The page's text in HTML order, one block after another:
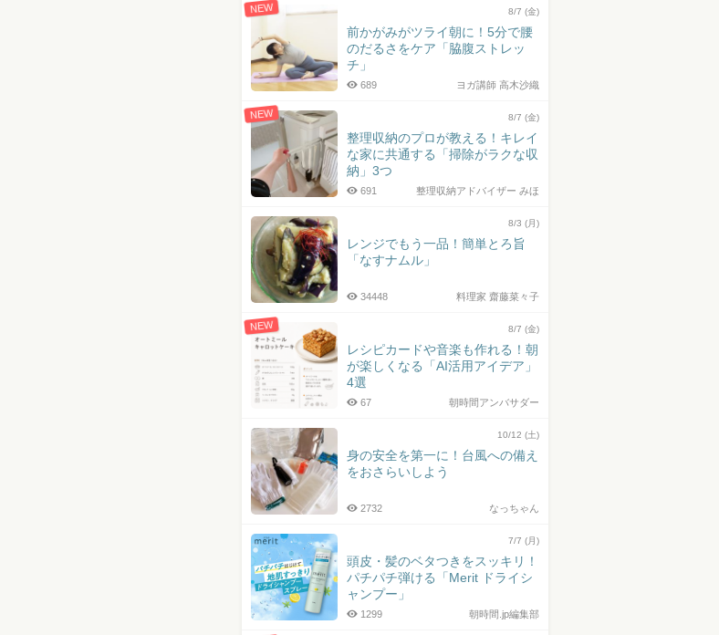
NEW 8/7 (金)
前かがみがツライ朝に！5分で腰
のだるさをケア「脇腹ストレッ
チ」
ヨガ講師 高木沙織
689
NEW 8/7 (金)
整理収納のプロが教える！キレイ
な家に共通する「掃除がラクな収
納」3つ
整理収納アドバイザー みほ
691
8/3 (月)
レンジでもう一品！簡単とろ旨
「なすナムル」
料理家 齋藤菜々子
34448
NEW 8/7 (金)
レシピカードや音楽も作れる！朝
が楽しくなる「AI活用アイデア」
4選
朝時間アンバサダー
67
10/12 (土)
身の安全を第一に！台風への備え
をおさらいしよう
なっちゃん
2732
7/7 (月)
頭皮・髪のベタつきをスッキリ！
パチパチ弾ける「Merit ドライシ
ャンプー」
朝時間.jp編集部
1299